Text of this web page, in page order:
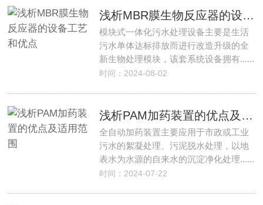
浅析MBR膜生物反应器的设备工艺和优点
模块式一体化污水处理设备主要是生活
污水单体达标排放而进行改造升级的全
新生物处理模块，该套系统设备拥有......
时间：2024-08-02
浅析PAM加药装置的优点及适用范围
全自动加药装置主要应用于市政或工业
污水的絮凝处理、污泥脱水处理，以地
表水为水源的自来水的沉淀净化处理......
时间：2024-07-22